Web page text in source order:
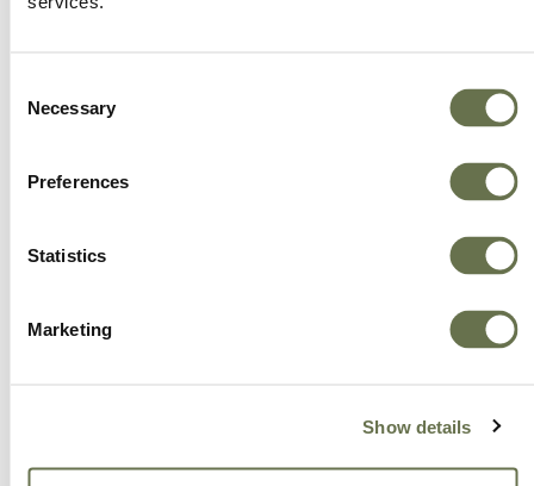
Selection
Necessary
Preferences
Statistics
Marketing
Show details
Una empresa global en
calidad a precios competitivos, siempre. El